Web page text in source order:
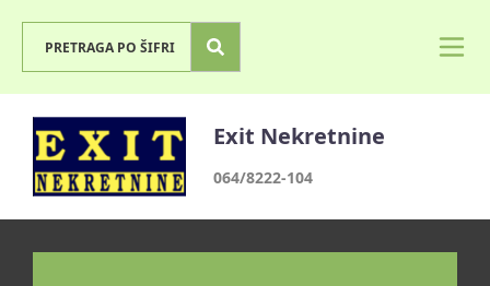
Exit Nekretnine
064/8222-104